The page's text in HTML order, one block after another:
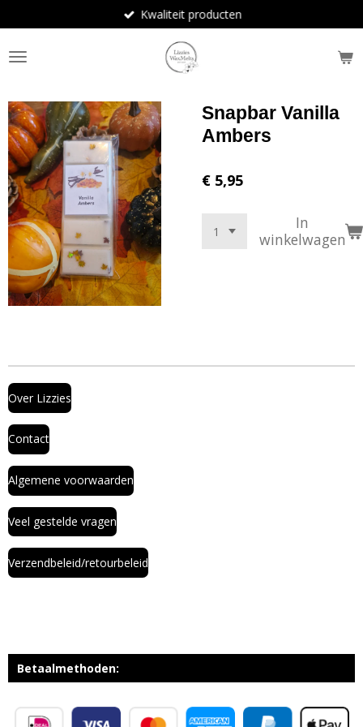
direct
naar
de
Kwaliteit producten
Snapbar Vanilla
Ambers
€ 5,95
In
winkelwagen
Over Lizzies
Contact
Algemene voorwaarden
Veel gestelde vragen
Verzendbeleid/retourbeleid
Betaalmethoden: